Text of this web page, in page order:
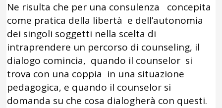
Ne risulta che per una consulenza concepita
come pratica della libertà e dell’autonomia
dei singoli soggetti nella scelta di
intraprendere un percorso di counseling, il
dialogo comincia, quando il counselor si
trova con una coppia in una situazione
pedagogica, e quando il counselor si
domanda su che cosa dialogherà con questi.